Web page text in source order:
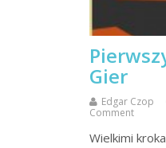
Gier
Edgar Czop
Comment
Wielkimi